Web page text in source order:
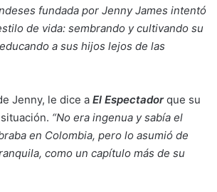
fundada por Jenny James intentó
de vida: sembrando y cultivando su
a sus hijos lejos de las
Jenny, le dice a El Espectadorque su
“No era ingenua y sabía el
en Colombia, pero lo asumió de
como un capítulo más de su